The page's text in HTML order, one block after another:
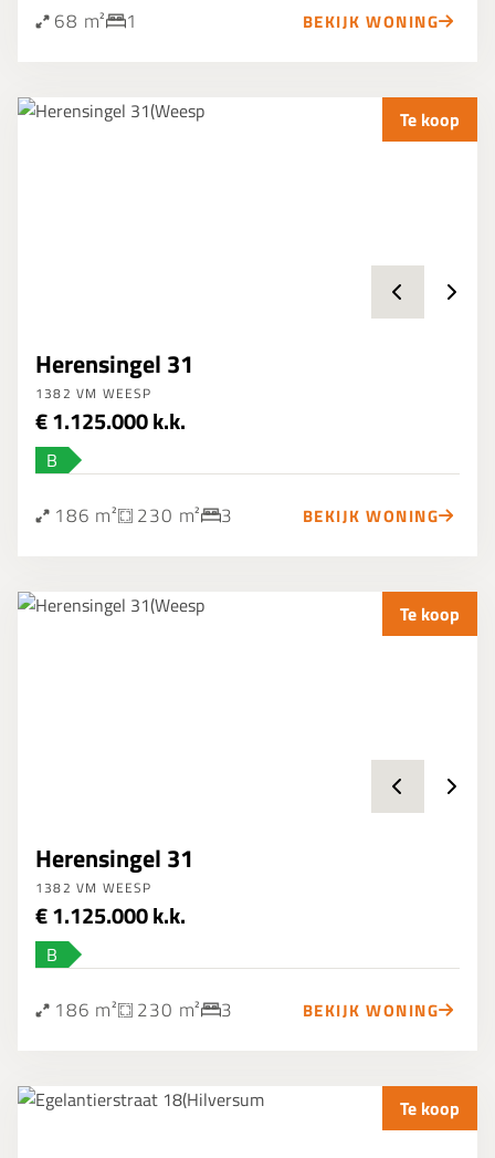
68 m² 1 BEKIJK WONING
Te koop
1382 VM WEESP
Herensingel 31
€ 1.125.000 k.k.
B
186 m² 230 m² 3 BEKIJK WONING
Te koop
1382 VM WEESP
Herensingel 31
€ 1.125.000 k.k.
B
186 m² 230 m² 3 BEKIJK WONING
Te koop